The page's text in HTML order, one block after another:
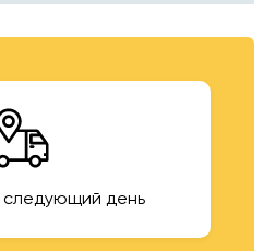
следующий день